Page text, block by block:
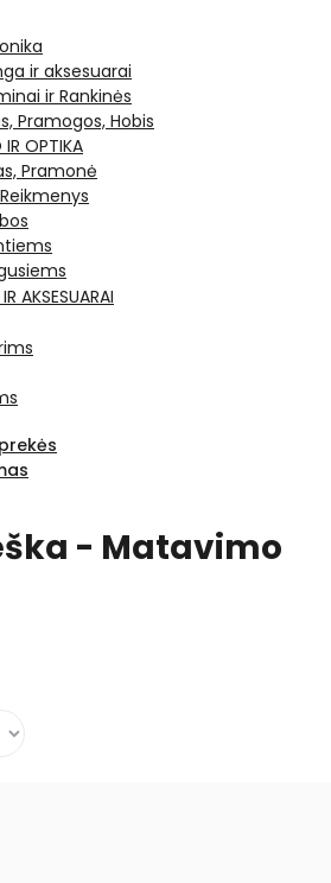
ir aksesuarai
ir Rankinės
Pramogos, Hobis
OPTIKA
Pramonė
AKSESUARAI
- Matavimo